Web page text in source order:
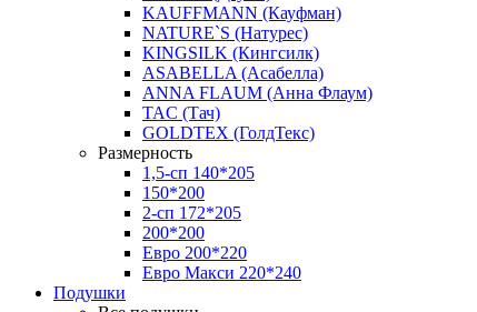
KAUFFMANN (Кауфман)
NATURE`S (Натурес)
KINGSILK (Кингсилк)
ASABELLA (Асабелла)
ANNA FLAUM (Анна Флаум)
TAC (Тач)
GOLDTEX (ГолдТекс)
Размерность
1,5-сп 140*205
150*200
2-сп 172*205
200*200
Евро 200*220
Евро Макси 220*240
Подушки